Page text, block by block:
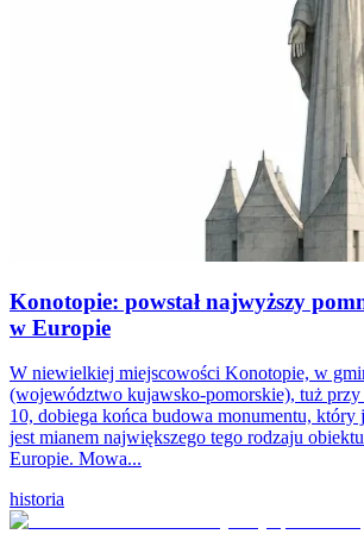
Konotopie: powstał najwyższy
w Europie
W niewielkiej miejscowości Konotopie, w
(województwo kujawsko-pomorskie), tuż
10, dobiega końca budowa monumentu, który
jest mianem największego tego rodzaju
Europie. Mowa...
historia